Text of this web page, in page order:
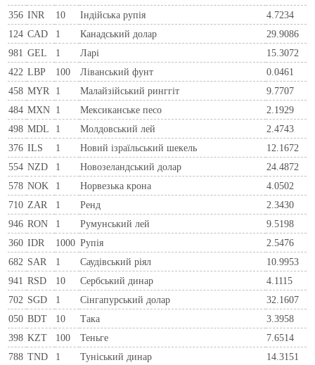
356 INR 10 Індійська рупія
4.7234
124 CAD 1 Канадський долар
29.9086
981 GEL 1 Ларi
15.3072
422 LBP 100 Ліванський фунт
0.0461
458 MYR 1 Малайзійський ринггіт
9.7707
484 MXN 1 Мексиканське песо
2.1929
498 MDL 1 Молдовський лей
2.4743
376 ILS 1 Новий ізраїльський шекель
12.1672
554 NZD 1 Новозеландський долар
24.4872
578 NOK 1 Норвезька крона
4.0502
710 ZAR 1 Ренд
2.3430
946 RON 1 Румунський лей
9.5198
360 IDR 1000 Рупія
2.5476
682 SAR 1 Саудівський ріял
10.9953
941 RSD 10 Сербський динар
4.1115
702 SGD 1 Сінгапурський долар
32.1607
050 BDT 10 Така
3.3958
398 KZT 100 Теньге
7.6514
788 TND 1 Туніський динар 14.3151